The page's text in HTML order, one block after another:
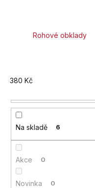
Rohové obklady
380 Kč
Na skladě 6
Akce 0
Novinka 0
n
j
?